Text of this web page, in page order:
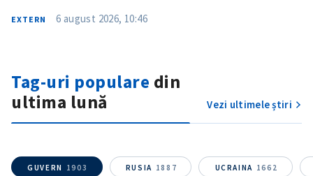
EXTERN 6 august 2026, 10:46
Tag-uri populare din
ultima lună
Vezi ultimele știri
GUVERN 1903 RUSIA 1887 UCRAINA 1662
ȘTIREA MEA